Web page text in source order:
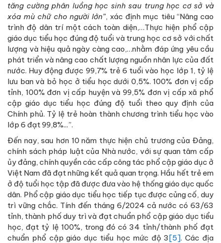
tăng cường phân luồng học sinh sau trung học cơ sở và
xóa mù chữ cho người lớn”, xác định mục tiêu “Nâng cao
trình độ dân trí một cách toàn diện,…Thực hiện phổ cập
giáo dục tiểu học đúng độ tuổi và trung học cơ sở với chất
lượng và hiệu quả ngày càng cao,…nhằm đáp ứng yêu cầu
phát triển và nâng cao chất lượng nguồn nhân lực của đất
nước. Huy động được 99,7% trẻ 6 tuổi vào học lớp 1, tỷ lệ
lưu ban và bỏ học ở tiểu học dưới 0,5%. 100% đơn vị cấp
tỉnh, 100% đơn vị cấp huyện và 99,5% đơn vị cấp xã phổ
cập giáo dục tiểu học đúng độ tuổi theo quy định của
Chính phủ. Tỷ lệ trẻ hoàn thành chương trình tiểu học vào
lớp 6 đạt 99,8%...”.
Đến nay, sau hơn 10 năm thực hiện chủ trương của Đảng,
chính sách pháp luật của Nhà nước, với sự quan tâm cấp
ủy đảng, chính quyền các cấp công tác phổ cập giáo dục ở
Việt Nam đã đạt những kết quả quan trọng. Hầu hết trẻ em
ở độ tuổi học tập đã được đưa vào hệ thống giáo dục quốc
dân. Phổ cập giáo dục tiểu học tiếp tục được củng cố, duy
trì vững chắc. Tính đến tháng 6/2024 cả nước có 63/63
tỉnh, thành phố duy trì và đạt chuẩn phổ cập giáo dục tiểu
học, đạt tỷ lệ 100%, trong đó có 34 tỉnh/thành phố đạt
chuẩn phổ cập giáo dục tiểu học mức độ 3[5]. Các địa